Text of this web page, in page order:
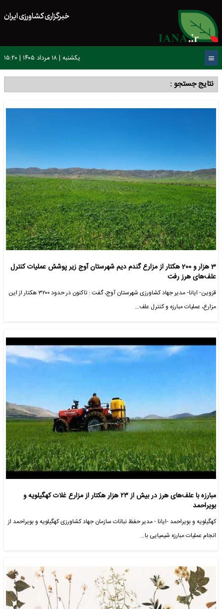
خبرگزاری کشاورزی ایران
یکشنبه | ۱۸ مرداد ۱۴۰۵ | ۱۵:۲۰
نتایج جستجو :
3 هزار و 200 هکتار از مزارع گندم دیم شهرستان آوج زیر پوشش عملیات کنترل
علف‌های هرز رفت
قزوین- ایانا- مدیر جهاد کشاورزی شهرستان آوج، گفت : تاکنون در حدود ۳۲۰۰ هکتار از این
مزارع، عملیات مبارزه و کنترل علف…
مبارزه با علف‌های هرز در بیش از ۲۳ هزار هکتار از مزارع غلات کهگیلویه و
بویراحمد
کهگیلویه و بویراحمد -ایانا - مدیر حفظ نباتات سازمان جهاد کشاورزی کهگیلویه و بویراحمد از
انجام عملیات مبارزه شیمیایی با…